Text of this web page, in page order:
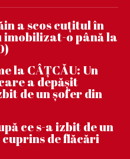
a scos cuțitul în
o până la
la CÂȚCĂU: Un
a depășit
de un șofer din
ce s-a izbit de un
de flăcări